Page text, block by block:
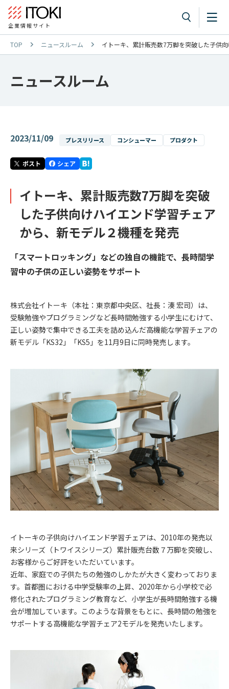
企業情報サイト
TOP ニュースルーム イトーキ、累計販売数7万脚を突破した子供
ニュースルーム
2023/11/09 プレスリリース コンシューマー プロダクト
イトーキ、累計販売数7万脚を突破
した子供向けハイエンド学習チェア
から、新モデル２機種を発売
「スマートロッキング」などの独自の機能で、長時間学
習中の子供の正しい姿勢をサポート
株式会社イトーキ（本社：東京都中央区、社長：湊 宏司）は、
受験勉強やプログラミングなど長時間勉強する小学生にむけて、
正しい姿勢で集中できる工夫を詰め込んだ高機能な学習チェアの
新モデル「KS32」「KS5」を11月9日に同時発売します。
イトーキの子供向けハイエンド学習チェアは、2010年の発売以
来シリーズ（トワイスシリーズ）累計販売台数７万脚を突破し、
お客様からご好評をいただいています。
近年、家庭での子供たちの勉強のしかたが大きく変わっておりま
す。首都圏における中学受験率の上昇、2020年から小学校で必
修化されたプログラミング教育など、小学生が長時間勉強する機
会が増加しています。このような背景をもとに、長時間の勉強を
サポートする高機能な学習チェア2モデルを発売いたします。